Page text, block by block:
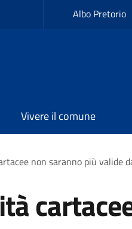
Albo Pretorio
Vivere il comune
non saranno più valide